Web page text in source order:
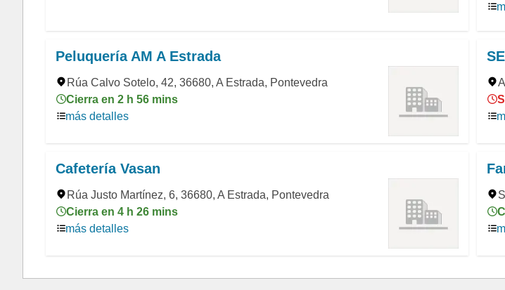
Peluquería AM A Estrada
Rúa Calvo Sotelo, 42, 36680, A Estrada, Pontevedra
Cierra en 2 h 56 mins
más detalles
Cafetería Vasan
Rúa Justo Martínez, 6, 36680, A Estrada, Pontevedra
Cierra en 4 h 26 mins
más detalles